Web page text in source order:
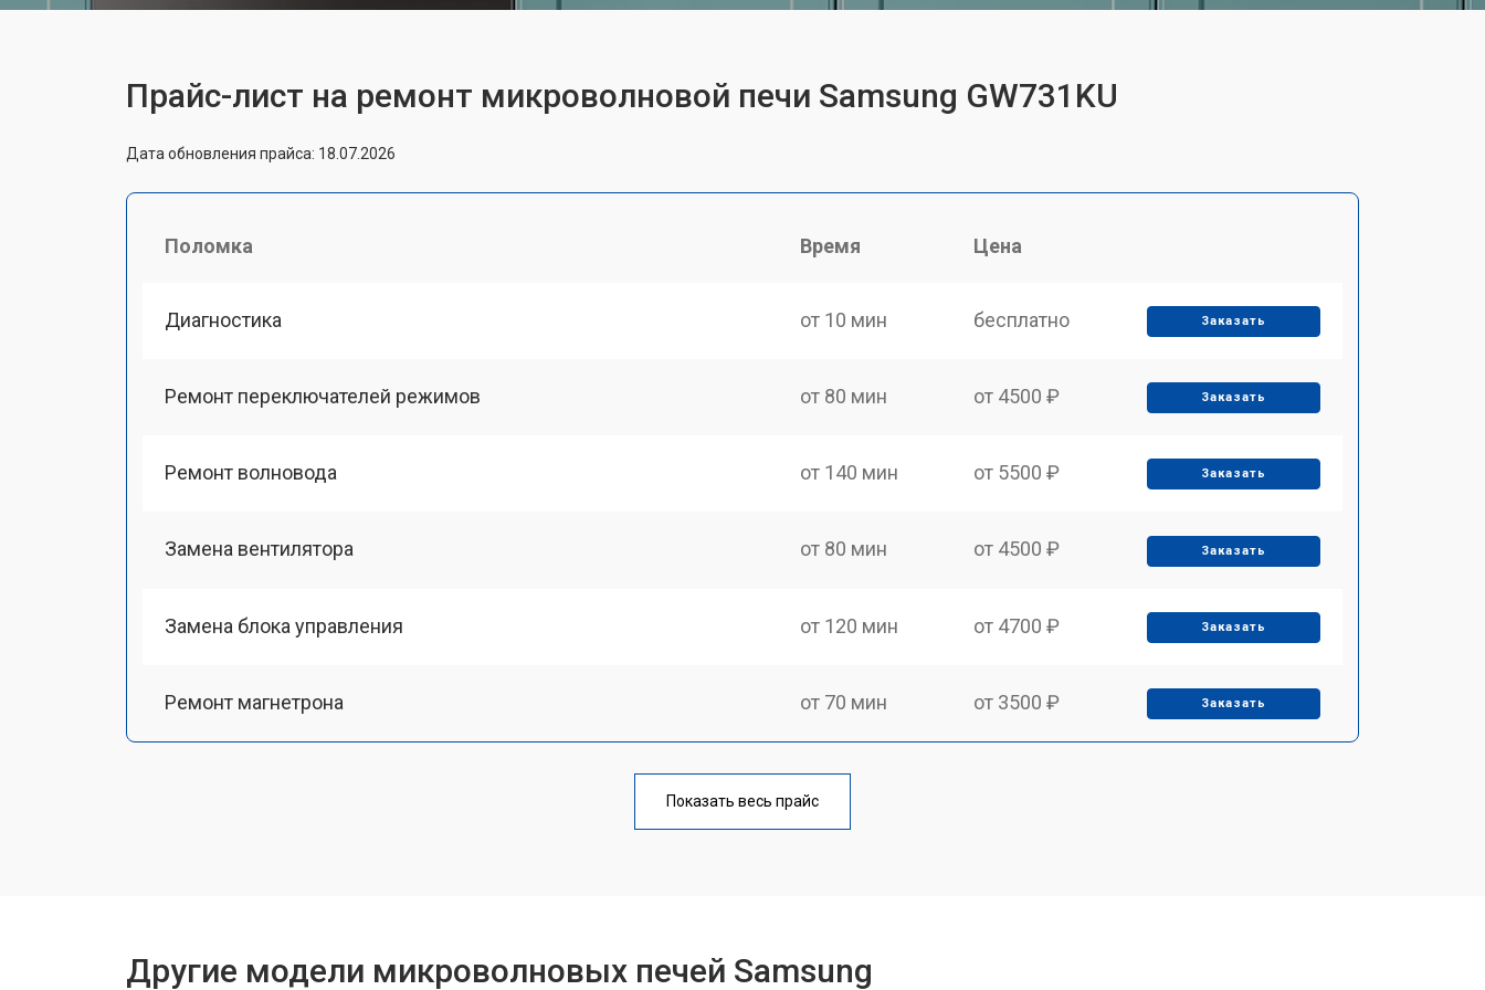
Прайс-лист на ремонт микроволновой печи Samsung GW731KU
Дата обновления прайса: 18.07.2026
Поломка Время Цена
Диагностика от 10 мин бесплатно Заказать
Ремонт переключателей режимов от 80 мин от 4500 ₽ Заказать
Ремонт волновода от 140 мин от 5500 ₽ Заказать
Замена вентилятора от 80 мин от 4500 ₽ Заказать
Замена блока управления от 120 мин от 4700 ₽ Заказать
Ремонт магнетрона от 70 мин от 3500 ₽ Заказать
от 100 мин
Показать весь прайс
Другие модели микроволновых печей Samsung